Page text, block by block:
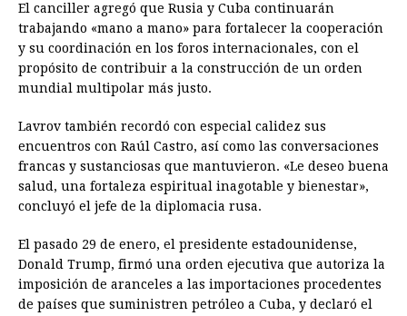
El canciller agregó que Rusia y Cuba continuarán
trabajando «mano a mano» para fortalecer la cooperación
y su coordinación en los foros internacionales, con el
propósito de contribuir a la construcción de un orden
mundial multipolar más justo.
Lavrov también recordó con especial calidez sus
encuentros con Raúl Castro, así como las conversaciones
francas y sustanciosas que mantuvieron. «Le deseo buena
salud, una fortaleza espiritual inagotable y bienestar»,
concluyó el jefe de la diplomacia rusa.
El pasado 29 de enero, el presidente estadounidense,
Donald Trump, firmó una orden ejecutiva que autoriza la
imposición de aranceles a las importaciones procedentes
de países que suministren petróleo a Cuba, y declaró el